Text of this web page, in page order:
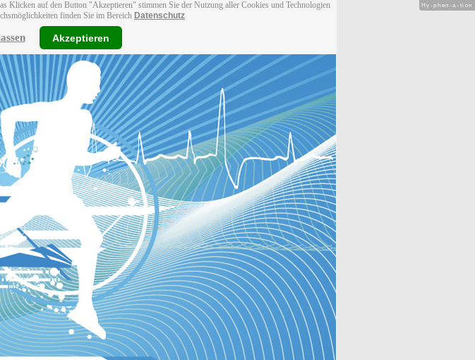
Klicken auf den Button "Akzeptieren" stimmen Sie der Nutzung aller Cookies und Technologien
finden Sie im Bereich Datenschutz
Akzeptieren
Hy-phen-a-tion